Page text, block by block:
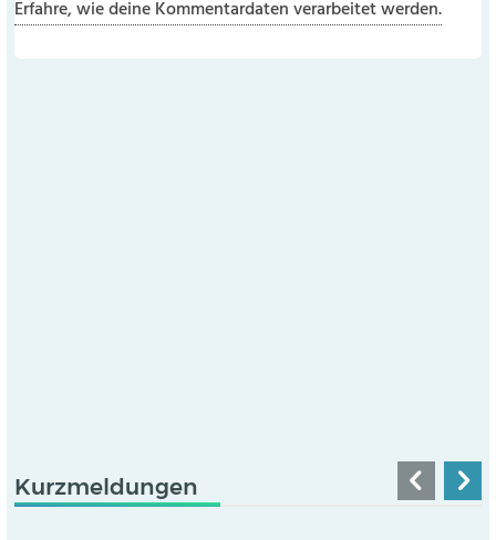
Erfahre, wie deine Kommentardaten verarbeitet werden.
Kurzmeldungen